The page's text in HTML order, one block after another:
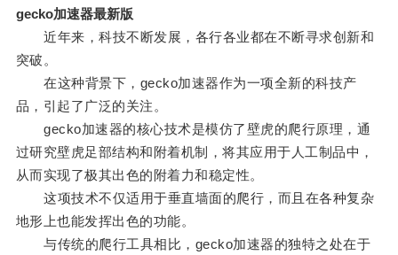
gecko加速器最新版
近年来，科技不断发展，各行各业都在不断寻求创新和
突破。
在这种背景下，gecko加速器作为一项全新的科技产
品，引起了广泛的关注。
gecko加速器的核心技术是模仿了壁虎的爬行原理，通
过研究壁虎足部结构和附着机制，将其应用于人工制品中，
从而实现了极其出色的附着力和稳定性。
这项技术不仅适用于垂直墙面的爬行，而且在各种复杂
地形上也能发挥出色的功能。
与传统的爬行工具相比，gecko加速器的独特之处在于